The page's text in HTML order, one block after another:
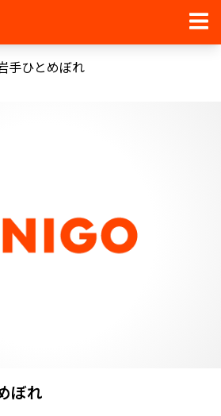
手ひとめぼれ
ぼれ